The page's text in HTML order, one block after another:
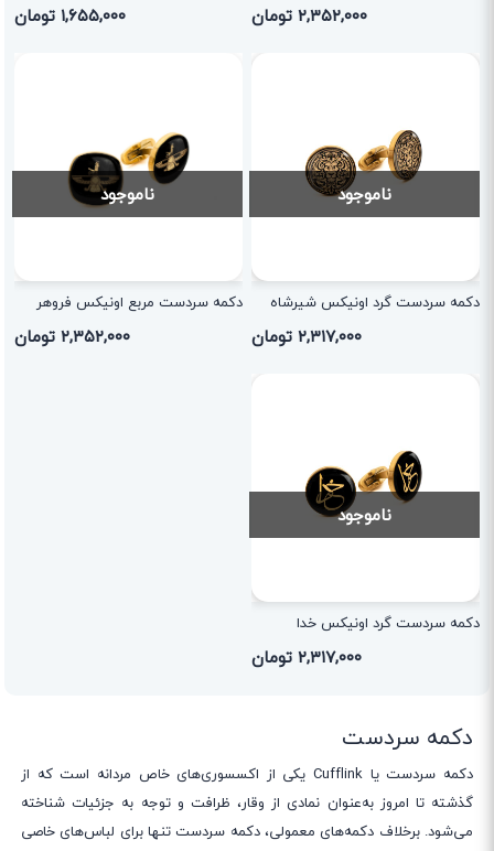
۲,۳۵۲,۰۰۰ تومان ۱,۶۵۵,۰۰۰ تومان
دکمه سردست گرد اونیکس شیرشاه
۲,۳۱۷,۰۰۰ تومان
ناموجود
دکمه سردست مربع اونیکس فروهر
۲,۳۵۲,۰۰۰ تومان
ناموجود
دکمه سردست گرد اونیکس خدا
۲,۳۱۷,۰۰۰ تومان
ناموجود
دکمه سردست
دکمه سردست یا Cufflink یکی از اکسسوری‌های خاص مردانه است که از
گذشته تا امروز به‌عنوان نمادی از وقار، ظرافت و توجه به جزئیات شناخته
می‌شود. برخلاف دکمه‌های معمولی، دکمه سردست تنها برای لباس‌های خاصی